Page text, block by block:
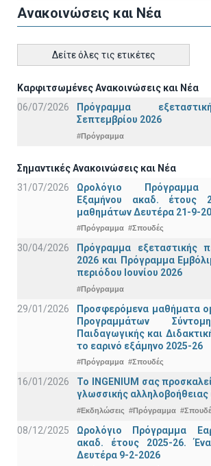
Ανακοινώσεις και Νέα
Δείτε όλες τις ετικέτες
Καρφιτσωμένες Ανακοινώσεις και Νέα
06/07/2026
Πρόγραμμα
Σεπτεμβρίου 2026
#Πρόγραμμα
Σημαντικές Ανακοινώσεις και Νέα
31/07/2026
Ωρολόγιο Πρόγραμμα
Εξαμήνου ακαδ. έτους
μαθημάτων Δευτέρα 21-9-
#Πρόγραμμα #Σπουδές
30/04/2026
Πρόγραμμα εξεταστικής
2026 και Πρόγραμμα
περιόδου Ιουνίου 2026
#Πρόγραμμα
29/01/2026
Προσφερόμενα μαθήματα
Προγραμμάτων
Παιδαγωγικής και
το εαρινό εξάμηνο 2025-26
#Πρόγραμμα #Σπουδές
16/01/2026
Το INGENIUM σας
γλωσσικής αλληλοβοήθειας
#Εκδηλώσεις #Πρόγραμμα
08/12/2025
Ωρολόγιο Πρόγραμμα
ακαδ. έτους 2025-26.
Δευτέρα 9-2-2026